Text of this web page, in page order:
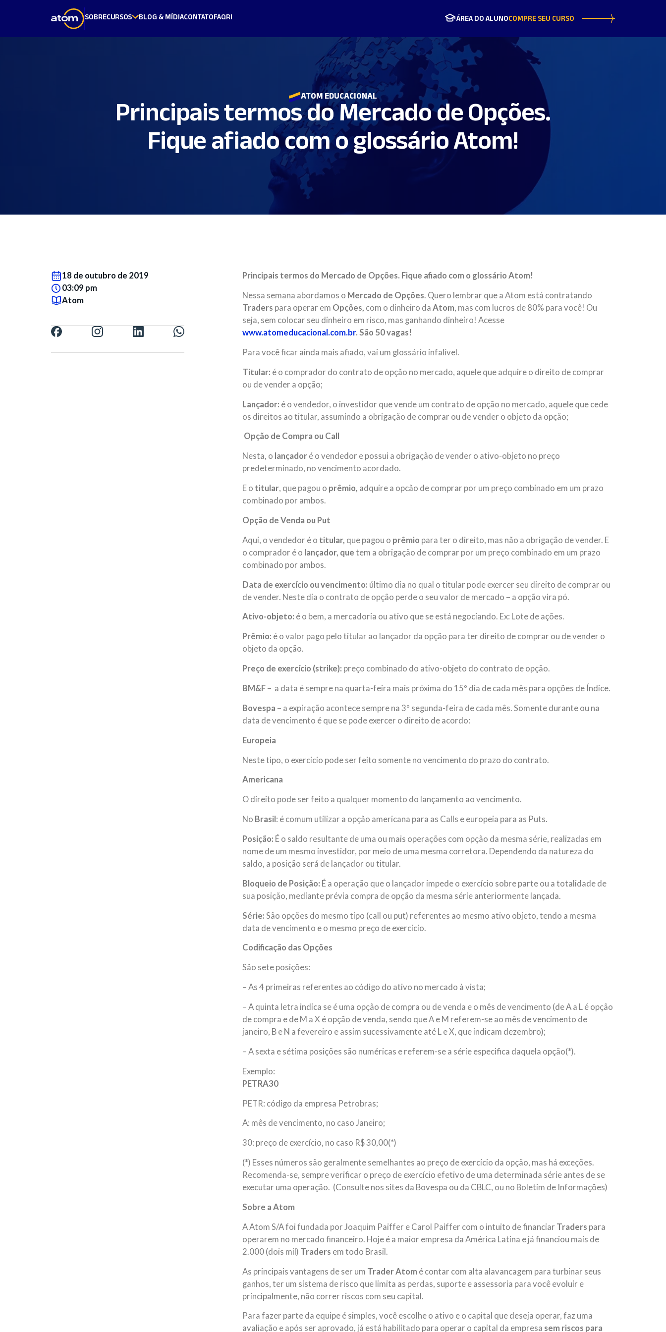
SOBRECURSOS BLOG & MÍDIACONTATOFAQRI ÁREA DO ALUNOCOMPRE SEU CURSO
ATOM EDUCACIONAL
Principais termos do Mercado de Opções.
Fique afiado com o glossário Atom!
18 de outubro de 2019
03:09 pm
Atom
Principais termos do Mercado de Opções. Fique afiado com o glossário Atom!
Nessa semana abordamos o Mercado de Opções. Quero lembrar que a Atom está contratando
Traders para operar em Opções, com o dinheiro daAtom, mas com lucros de 80% para você! Ou
seja, sem colocar seu dinheiro em risco, mas ganhando dinheiro! Acesse
www.atomeducacional.com.br. São 50 vagas!
Para você ficar ainda mais afiado, vai um glossário infalível.
Titular: é o comprador do contrato de opção no mercado, aquele que adquire o direito de comprar
ou de vender a opção;
Lançador: é o vendedor, o investidor que vende um contrato de opção no mercado, aquele que cede
os direitos ao titular, assumindo a obrigação de comprar ou de vender o objeto da opção;
Opção de Compra ou Call
Nesta, o lançador é o vendedor e possui a obrigação de vender o ativo-objeto no preço
predeterminado, no vencimento acordado.
E o titular, que pagou o prêmio, adquire a opcão de comprar por um preço combinado em um prazo
combinado por ambos.
Opção de Venda ou Put
Aqui, o vendedor é o titular, que pagou o prêmio para ter o direito, mas não a obrigação de vender. E
o comprador é o lançador, que tem a obrigação de comprar por um preço combinado em um prazo
combinado por ambos.
Data de exercício ou vencimento: último dia no qual o titular pode exercer seu direito de comprar ou
de vender. Neste dia o contrato de opção perde o seu valor de mercado – a opção vira pó.
Ativo-objeto: é o bem, a mercadoria ou ativo que se está negociando. Ex: Lote de ações.
Prêmio: é o valor pago pelo titular ao lançador da opção para ter direito de comprar ou de vender o
objeto da opção.
Preço de exercício (strike): preço combinado do ativo-objeto do contrato de opção.
BM&F – a data é sempre na quarta-feira mais próxima do 15º dia de cada mês para opções de Índice.
Bovespa – a expiração acontece sempre na 3º segunda-feira de cada mês. Somente durante ou na
data de vencimento é que se pode exercer o direito de acordo:
Europeia
Neste tipo, o exercício pode ser feito somente no vencimento do prazo do contrato.
Americana
O direito pode ser feito a qualquer momento do lançamento ao vencimento.
No Brasil : é comum utilizar a opção americana para as Calls e europeia para as Puts.
Posição: É o saldo resultante de uma ou mais operações com opção da mesma série, realizadas em
nome de um mesmo investidor, por meio de uma mesma corretora. Dependendo da natureza do
saldo, a posição será de lançador ou titular.
Bloqueio de Posição: É a operação que o lançador impede o exercício sobre parte ou a totalidade de
sua posição, mediante prévia compra de opção da mesma série anteriormente lançada.
Série: São opções do mesmo tipo (call ou put) referentes ao mesmo ativo objeto, tendo a mesma
data de vencimento e o mesmo preço de exercício.
Codificação das Opções
São sete posições:
– As 4 primeiras referentes ao código do ativo no mercado à vista;
– A quinta letra indica se é uma opção de compra ou de venda e o mês de vencimento (de A a L é opção
de compra e de M a X é opção de venda, sendo que A e M referem-se ao mês de vencimento de
janeiro, B e N a fevereiro e assim sucessivamente até L e X, que indicam dezembro);
– A sexta e sétima posições são numéricas e referem-se a série especifica daquela opção(*).
Exemplo:
PETRA30
PETR: código da empresa Petrobras;
A: mês de vencimento, no caso Janeiro;
30: preço de exercício, no caso R$ 30,00(*)
(*) Esses números são geralmente semelhantes ao preço de exercício da opção, mas há exceções.
Recomenda-se, sempre verificar o preço de exercício efetivo de uma determinada série antes de se
executar uma operação. (Consulte nos sites da Bovespa ou da CBLC, ou no Boletim de Informações)
Sobre a Atom
A Atom S/A foi fundada por Joaquim Paiffer e Carol Paiffer com o intuito de financiar Traders para
operarem no mercado financeiro. Hoje é a maior empresa da América Latina e já financiou mais de
2.000 (dois mil) Traders em todo Brasil.
As principais vantagens de ser um TraderAtom é contar com alta alavancagem para turbinar seus
ganhos, ter um sistema de risco que limita as perdas, suporte e assessoria para você evoluir e
principalmente, não correr riscos com seu capital.
Para fazer parte da equipe é simples, você escolhe o ativo e o capital que deseja operar, faz uma
avaliação e após ser aprovado, já está habilitado para operar o capital da empresa sem riscos para